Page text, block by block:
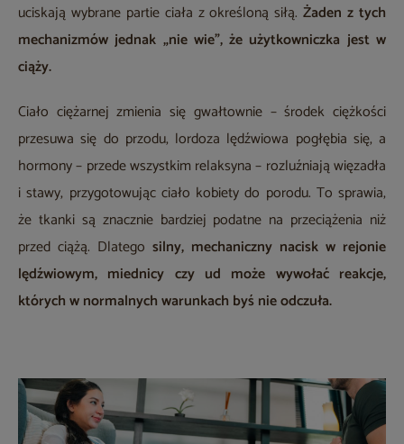
uciskają wybrane partie ciała z określoną siłą.Żaden z tych
mechanizmów jednak „nie wie", że użytkowniczka jest w
ciąży.
Ciało ciężarnej zmienia się gwałtownie – środek ciężkości
przesuwa się do przodu, lordoza lędźwiowa pogłębia się, a
hormony – przede wszystkim relaksyna – rozluźniają więzadła
i stawy, przygotowując ciało kobiety do porodu. To sprawia,
że tkanki są znacznie bardziej podatne na przeciążenia niż
przed ciążą. Dlatego silny, mechaniczny nacisk w rejonie
lędźwiowym, miednicy czy ud może wywołać reakcje,
których w normalnych warunkach byś nie odczuła.